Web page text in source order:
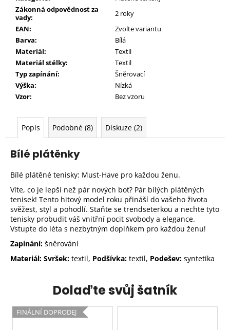
Zákonná odpovědnost za
vady:
2 roky
EAN:
Zvolte variantu
Barva:
Bílá
Materiál:
Textil
Materiál stélky:
Textil
Typ zapínání:
Šněrovací
Výška:
Nízká
Vzor:
Bez vzoru
Popis Podobné (8) Diskuze (2)
Bílé plátěnky
Bílé plátěné tenisky: Must-Have pro každou ženu.
Víte, co je lepší než pár nových bot? Pár bílých plátěných
tenisek! Tento hitový model roku přináší do vašeho života
svěžest, styl a pohodlí. Staňte se trendseterkou a nechte tyto
tenisky probudit váš vnitřní pocit svobody a elegance.
Vstupte do léta s nezbytným doplňkem pro každou ženu!
Zapínání: šněrování
Materiál: Svršek: textil, Podšívka: textil, Podešev: syntetika
Dolaďte svůj šatník
FINÁLNÍ DOPRODEJ